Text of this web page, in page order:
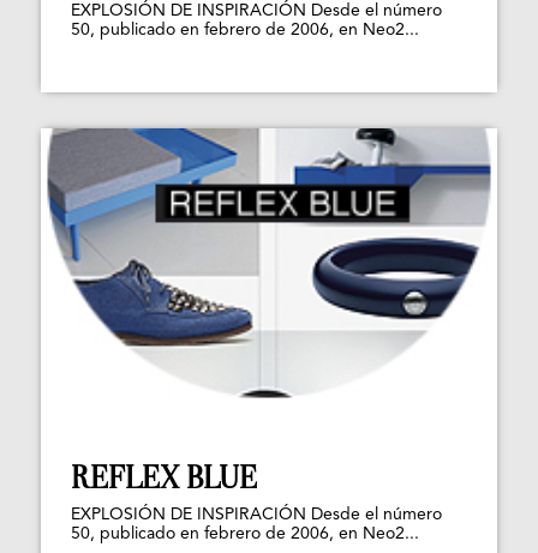
EXPLOSIÓN DE INSPIRACIÓN Desde el número
50, publicado en febrero de 2006, en Neo2...
REFLEX BLUE
EXPLOSIÓN DE INSPIRACIÓN Desde el número
50, publicado en febrero de 2006, en Neo2...